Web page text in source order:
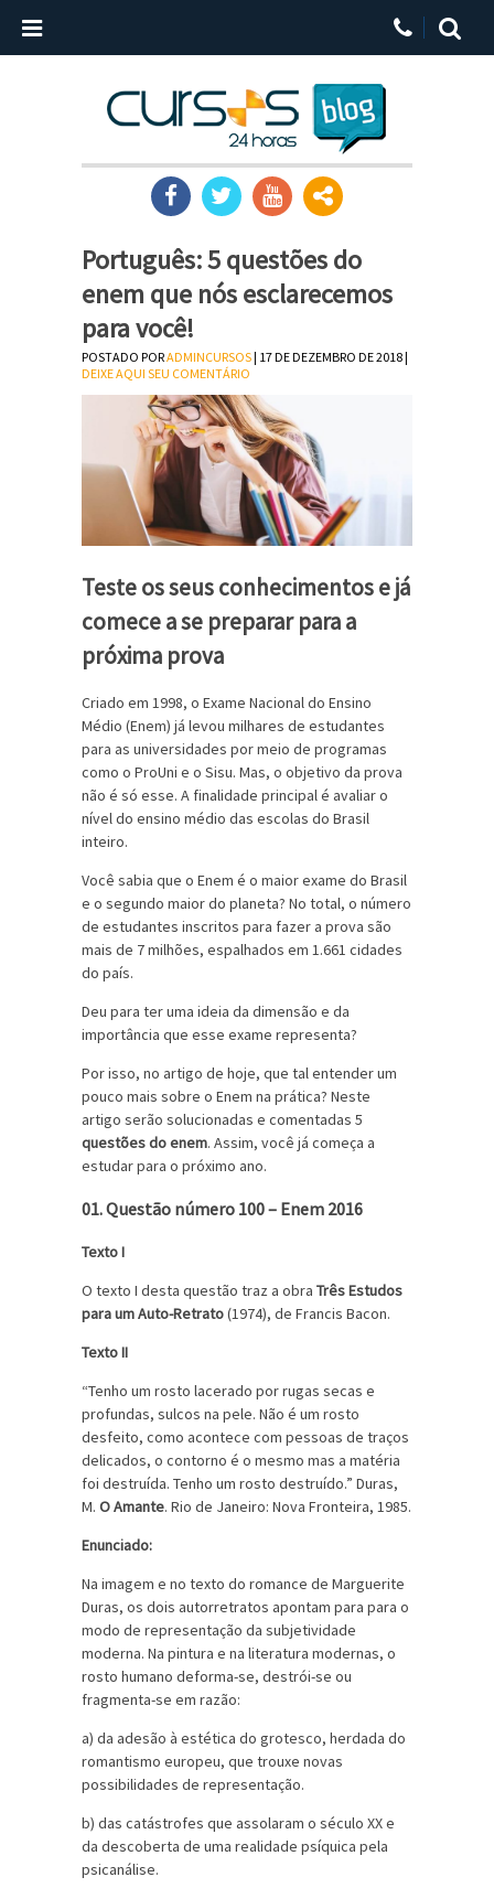
Português: 5 questões do
enem que nós esclarecemos
para você!
POSTADO PORADMINCURSOS| 17 DE DEZEMBRO DE 2018 |
DEIXE AQUI SEU COMENTÁRIO
Teste os seus conhecimentos e já
comece a se preparar para a
próxima prova
Criado em 1998, o Exame Nacional do Ensino
Médio (Enem) já levou milhares de estudantes
para as universidades por meio de programas
como o ProUni e o Sisu. Mas, o objetivo da prova
não é só esse. A finalidade principal é avaliar o
nível do ensino médio das escolas do Brasil
inteiro.
Você sabia que o Enem é o maior exame do Brasil
e o segundo maior do planeta? No total, o número
de estudantes inscritos para fazer a prova são
mais de 7 milhões, espalhados em 1.661 cidades
do país.
Deu para ter uma ideia da dimensão e da
importância que esse exame representa?
Por isso, no artigo de hoje, que tal entender um
pouco mais sobre o Enem na prática? Neste
artigo serão solucionadas e comentadas 5
questões do enem. Assim, você já começa a
estudar para o próximo ano.
01. Questão número 100 – Enem 2016
Texto I
O texto I desta questão traz a obra Três Estudos
para um Auto-Retrato(1974), de Francis Bacon.
Texto II
“Tenho um rosto lacerado por rugas secas e
profundas, sulcos na pele. Não é um rosto
desfeito, como acontece com pessoas de traços
delicados, o contorno é o mesmo mas a matéria
foi destruída. Tenho um rosto destruído.” Duras,
M. O Amante. Rio de Janeiro: Nova Fronteira, 1985.
Enunciado:
Na imagem e no texto do romance de Marguerite
Duras, os dois autorretratos apontam para para o
modo de representação da subjetividade
moderna. Na pintura e na literatura modernas, o
rosto humano deforma-se, destrói-se ou
fragmenta-se em razão:
a) da adesão à estética do grotesco, herdada do
romantismo europeu, que trouxe novas
possibilidades de representação.
b) das catástrofes que assolaram o século XX e
da descoberta de uma realidade psíquica pela
psicanálise.